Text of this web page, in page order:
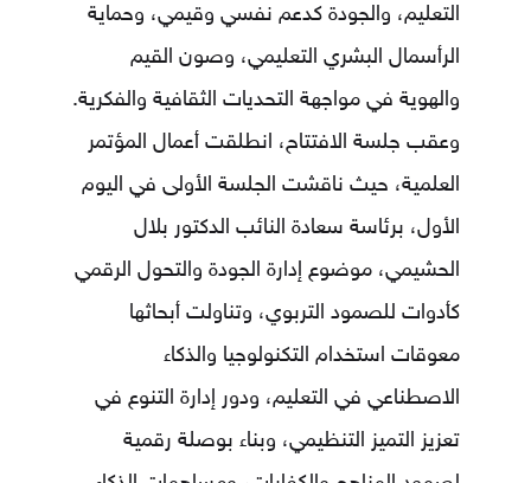
التعليم، والجودة كدعم نفسي وقيمي، وحماية
الرأسمال البشري التعليمي، وصون القيم
والهوية في مواجهة التحديات الثقافية والفكرية.
وعقب جلسة الافتتاح، انطلقت أعمال المؤتمر
العلمية، حيث ناقشت الجلسة الأولى في اليوم
الأول، برئاسة سعادة النائب الدكتور بلال
الحشيمي، موضوع إدارة الجودة والتحول الرقمي
كأدوات للصمود التربوي، وتناولت أبحاثها
معوقات استخدام التكنولوجيا والذكاء
الاصطناعي في التعليم، ودور إدارة التنوع في
تعزيز التميز التنظيمي، وبناء بوصلة رقمية